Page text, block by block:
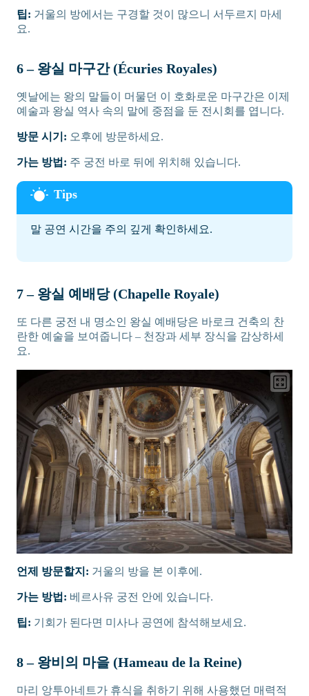
팁: 거울의 방에서는 구경할 것이 많으니 서두르지 마세
요.
6 – 왕실 마구간 (Écuries Royales)
옛날에는 왕의 말들이 머물던 이 호화로운 마구간은 이제
예술과 왕실 역사 속의 말에 중점을 둔 전시회를 엽니다.
방문 시기: 오후에 방문하세요.
가는 방법: 주 궁전 바로 뒤에 위치해 있습니다.
말 공연 시간을 주의 깊게 확인하세요.
7 – 왕실 예배당 (Chapelle Royale)
또 다른 궁전 내 명소인 왕실 예배당은 바로크 건축의 찬
란한 예술을 보여줍니다 – 천장과 세부 장식을 감상하세
요.
언제 방문할지: 거울의 방을 본 이후에.
가는 방법: 베르사유 궁전 안에 있습니다.
팁: 기회가 된다면 미사나 공연에 참석해보세요.
8 – 왕비의 마을 (Hameau de la Reine)
마리 앙투아네트가 휴식을 취하기 위해 사용했던 매력적